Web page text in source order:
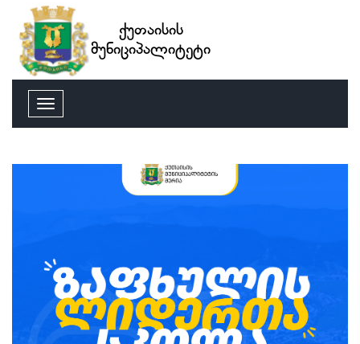
ქუთაისის
მუნიციპალიტეტი